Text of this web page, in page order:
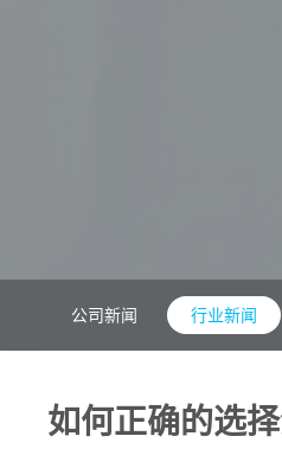
公司新闻 行业新闻
如何正确的选